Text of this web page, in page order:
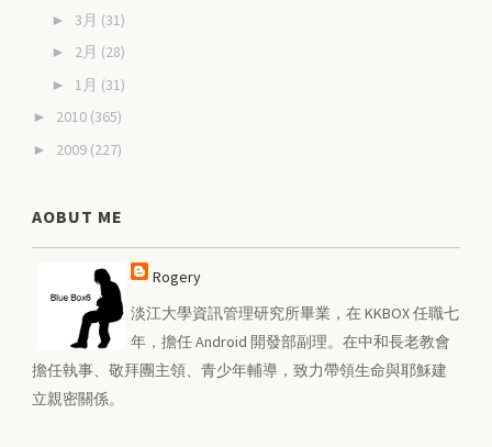
► 3月 (31)
► 2月 (28)
► 1月 (31)
► 2010 (365)
► 2009 (227)
AOBUT ME
Rogery
淡江大學資訊管理研究所畢業，在 KKBOX 任職七
年，擔任 Android 開發部副理。在中和長老教會
擔任執事、敬拜團主領、青少年輔導，致力帶領生命與耶穌建
立親密關係。